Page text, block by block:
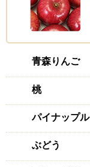
青森りんご
桃
パイナップル
ぶどう